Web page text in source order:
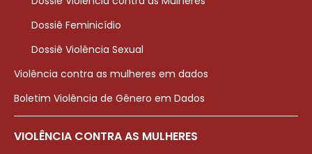
Dossiê Feminicídio
Dossiê Violência Sexual
Violência contra as mulheres em dados
Boletim Violência de Gênero em Dados
VIOLÊNCIA CONTRA AS MULHERES